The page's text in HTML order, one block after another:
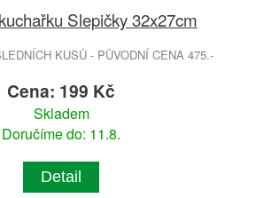
Slepičky 32x27cm
KUSŮ - PŮVODNÍ CENA 475.-
Cena: 199 Kč
Skladem
Doručíme do: 11.8.
Detail